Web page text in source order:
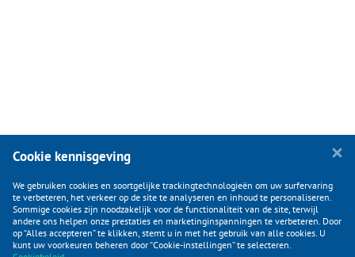
KLANTENSERVICE
Cookie kennisgeving
We gebruiken cookies en soortgelijke trackingtechnologieën om uw surfervaring
te verbeteren, het verkeer op de site te analyseren en inhoud te personaliseren.
Sommige cookies zijn noodzakelijk voor de functionaliteit van de site, terwijl
andere ons helpen onze prestaties en marketinginspanningen te verbeteren. Door
op “Alles accepteren” te klikken, stemt u in met het gebruik van alle cookies. U
kunt uw voorkeuren beheren door “Cookie-instellingen” te selecteren.